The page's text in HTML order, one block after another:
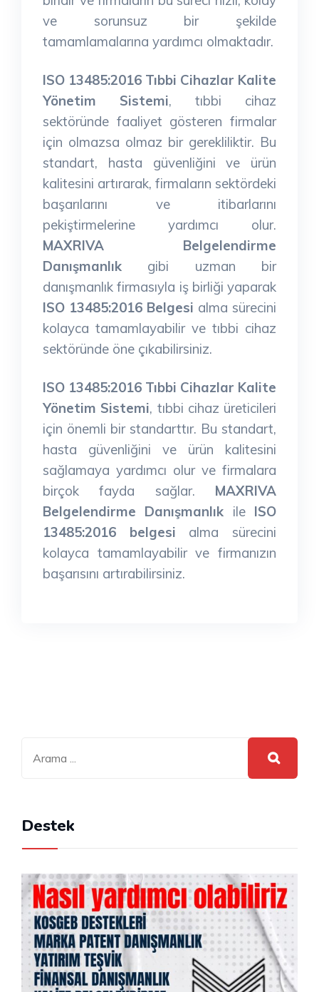
ve sorunsuz bir şekilde
tamamlamalarına yardımcı olmaktadır.
ISO 13485:2016 Tıbbi Cihazlar Kalite
Yönetim Sistemi, tıbbi cihaz
sektöründe faaliyet gösteren firmalar
için olmazsa olmaz bir gerekliliktir. Bu
standart, hasta güvenliğini ve ürün
kalitesini artırarak, firmaların sektördeki
başarılarını ve itibarlarını
pekiştirmelerine yardımcı olur.
MAXRIVA Belgelendirme
Danışmanlık gibi uzman bir
danışmanlık firmasıyla iş birliği yaparak
ISO 13485:2016 Belgesi alma sürecini
kolayca tamamlayabilir ve tıbbi cihaz
sektöründe öne çıkabilirsiniz.
ISO 13485:2016 Tıbbi Cihazlar Kalite
Yönetim Sistemi, tıbbi cihaz üreticileri
için önemli bir standarttır. Bu standart,
hasta güvenliğini ve ürün kalitesini
sağlamaya yardımcı olur ve firmalara
birçok fayda sağlar. MAXRIVA
Belgelendirme Danışmanlık ile ISO
13485:2016 belgesi alma sürecini
kolayca tamamlayabilir ve firmanızın
başarısını artırabilirsiniz.
Destek